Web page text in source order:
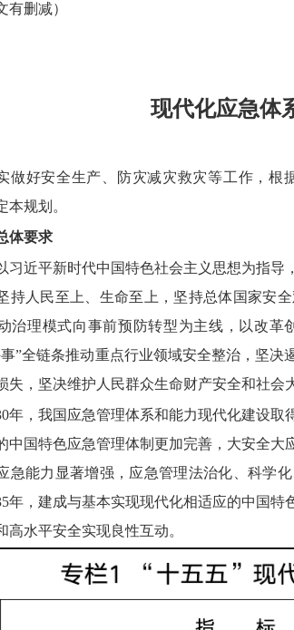
有删减）
现代化应急体
做好安全生产、防灾减灾救灾等工作，根
本规划。
体要求
习近平新时代中国特色社会主义思想为指
持人民至上、生命至上，坚持总体国家安
治理模式向事前预防转型为主线，以改
”全链条推动重点行业领域安全整治，坚
失，坚决维护人民群众生命财产安全和社会
年，我国应急管理体系和能力现代化建设取
中国特色应急管理体制更加完善，大安全
急能力显著增强，应急管理法治化、科学
年，建成与基本实现现代化相适应的中国
高水平安全实现良性互动。